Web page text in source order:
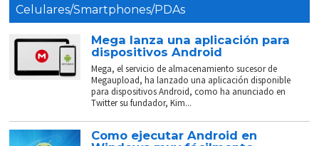
Celulares/Smartphones/PDAs
Mega lanza una aplicación para
dispositivos Android
Mega, el servicio de almacenamiento sucesor de
Megaupload, ha lanzado una aplicación disponible
para dispositivos Android, como ha anunciado en
Twitter su fundador, Kim...
Como ejecutar Android en